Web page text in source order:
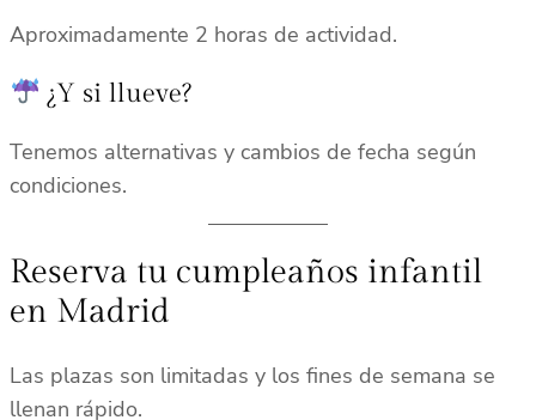
Aproximadamente 2 horas de actividad.
¿Y si llueve?
Tenemos alternativas y cambios de fecha según
condiciones.
Reserva tu cumpleaños infantil
en Madrid
Las plazas son limitadas y los fines de semana se
llenan rápido.